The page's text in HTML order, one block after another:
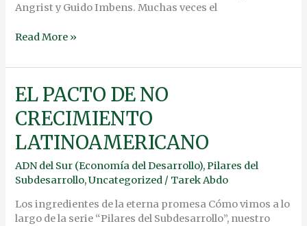
Angrist y Guido Imbens. Muchas veces el
Read More »
EL PACTO DE NO
CRECIMIENTO
LATINOAMERICANO
ADN del Sur (Economía del Desarrollo),Pilares del
Subdesarrollo,Uncategorized / Tarek Abdo
Los ingredientes de la eterna promesa Cómo vimos a lo
largo de la serie “Pilares del Subdesarrollo”, nuestro
EL
PACTO
DE
NO
CRECIMIENTO
LATINOAMERICANO